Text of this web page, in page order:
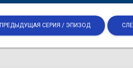
ПРЕДЫДУЩАЯ СЕРИЯ / ЭПИЗОД